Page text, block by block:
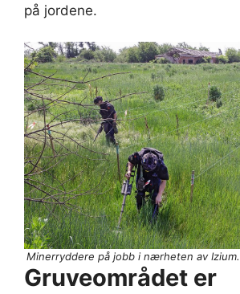
på jordene.
Minerryddere på jobb i nærheten av
Gruveområdet er